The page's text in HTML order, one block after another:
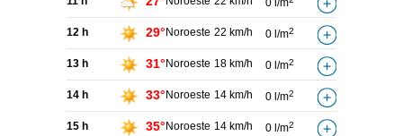
0 l/m
12 h 29° Noroeste 22 km/h 0 l/m2
13 h 31° Noroeste 18 km/h 0 l/m2
14 h 33° Noroeste 14 km/h 0 l/m2
15 h 35° Noroeste 14 km/h 0 l/m2